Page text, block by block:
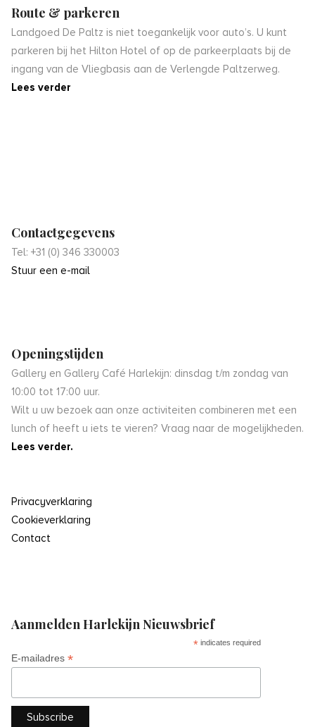
Route & parkeren
Landgoed De Paltz is niet toegankelijk voor auto’s. U kunt
parkeren bij het Hilton Hotel of op de parkeerplaats bij de
ingang van de Vliegbasis aan de Verlengde Paltzerweg.
Lees verder
Contactgegevens
Tel: +31 (0) 346 330003
Stuur een e-mail
Openingstijden
Gallery en Gallery Café Harlekijn: dinsdag t/m zondag van
10:00 tot 17:00 uur.
Wilt u uw bezoek aan onze activiteiten combineren met een
lunch of heeft u iets te vieren? Vraag naar de mogelijkheden.
Lees verder.
Privacyverklaring
Cookieverklaring
Contact
Aanmelden Harlekijn Nieuwsbrief
* indicates required
E-mailadres *